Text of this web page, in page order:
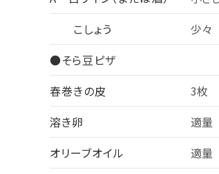
こしょう
少々
●そら豆ピザ
春巻きの皮
3枚
溶き卵
適量
オリーブオイル
適量